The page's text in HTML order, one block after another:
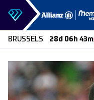
Skip to content
BRUSSELS 28d 06h 43m